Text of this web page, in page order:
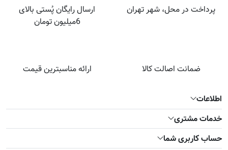
پرداخت در محل، شهر تهران
ارسال رایگان پُستی بالای
6میلیون تومان
ضمانت اصالت کالا ارائه مناسبترین قیمت
اطلاعات
خدمات مشتری
حساب کاربری شما